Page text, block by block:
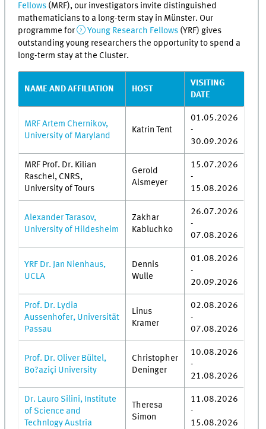
Fellows (MRF), our investigators invite distinguished
mathematicians to a long-term stay in Münster. Our
programme for
Young Research Fellows (YRF) gives
outstanding young researchers the opportunity to spend a
long-term stay at the Cluster.
NAME AND AFFILIATION HOST
VISITING
DATE
MRF Artem Chernikov,
University of Maryland
Katrin Tent
01.05.2026
-
30.09.2026
MRF Prof. Dr. Kilian
Raschel, CNRS,
University of Tours
Gerold
Alsmeyer
15.07.2026
-
15.08.2026
Alexander Tarasov,
University of Hildesheim
Zakhar
Kabluchko
26.07.2026
-
07.08.2026
YRF Dr. Jan Nienhaus,
UCLA
Dennis
Wulle
01.08.2026
-
20.09.2026
Prof. Dr. Lydia
Aussenhofer, Universität
Passau
Linus
Kramer
02.08.2026
-
07.08.2026
Prof. Dr. Oliver Bültel,
Bo?aziçi University
Christopher
Deninger
10.08.2026
-
21.08.2026
Dr. Lauro Silini, Institute
of Science and
Technlogy Austria
Theresa
Simon
11.08.2026
-
15.08.2026